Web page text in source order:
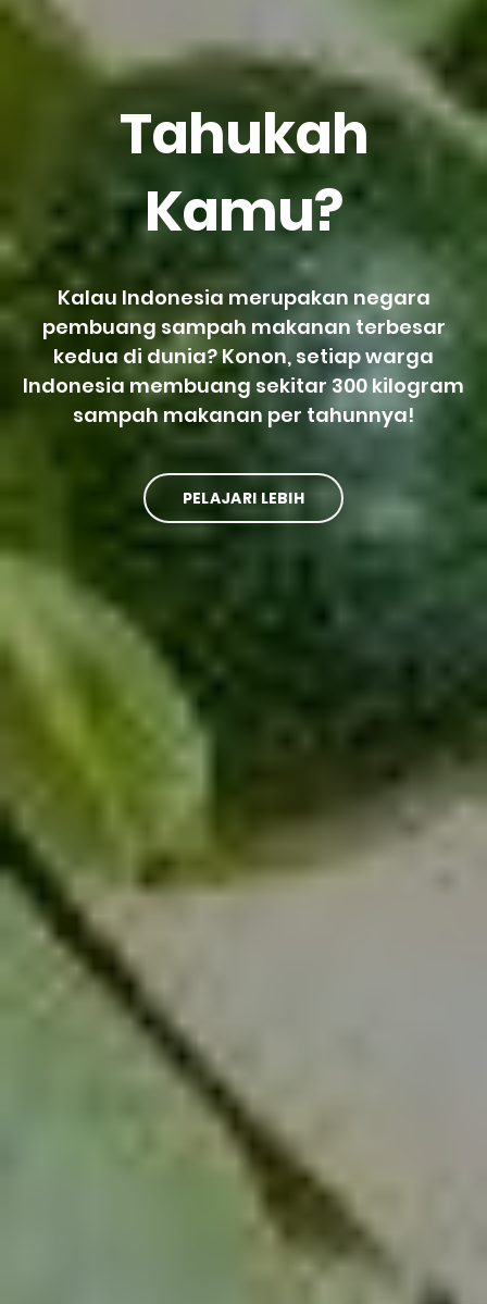
Tahukah
Kamu?
Kalau Indonesia merupakan negara
pembuang sampah makanan terbesar
kedua di dunia? Konon, setiap warga
Indonesia membuang sekitar 300 kilogram
sampah makanan per tahunnya!
PELAJARI LEBIH